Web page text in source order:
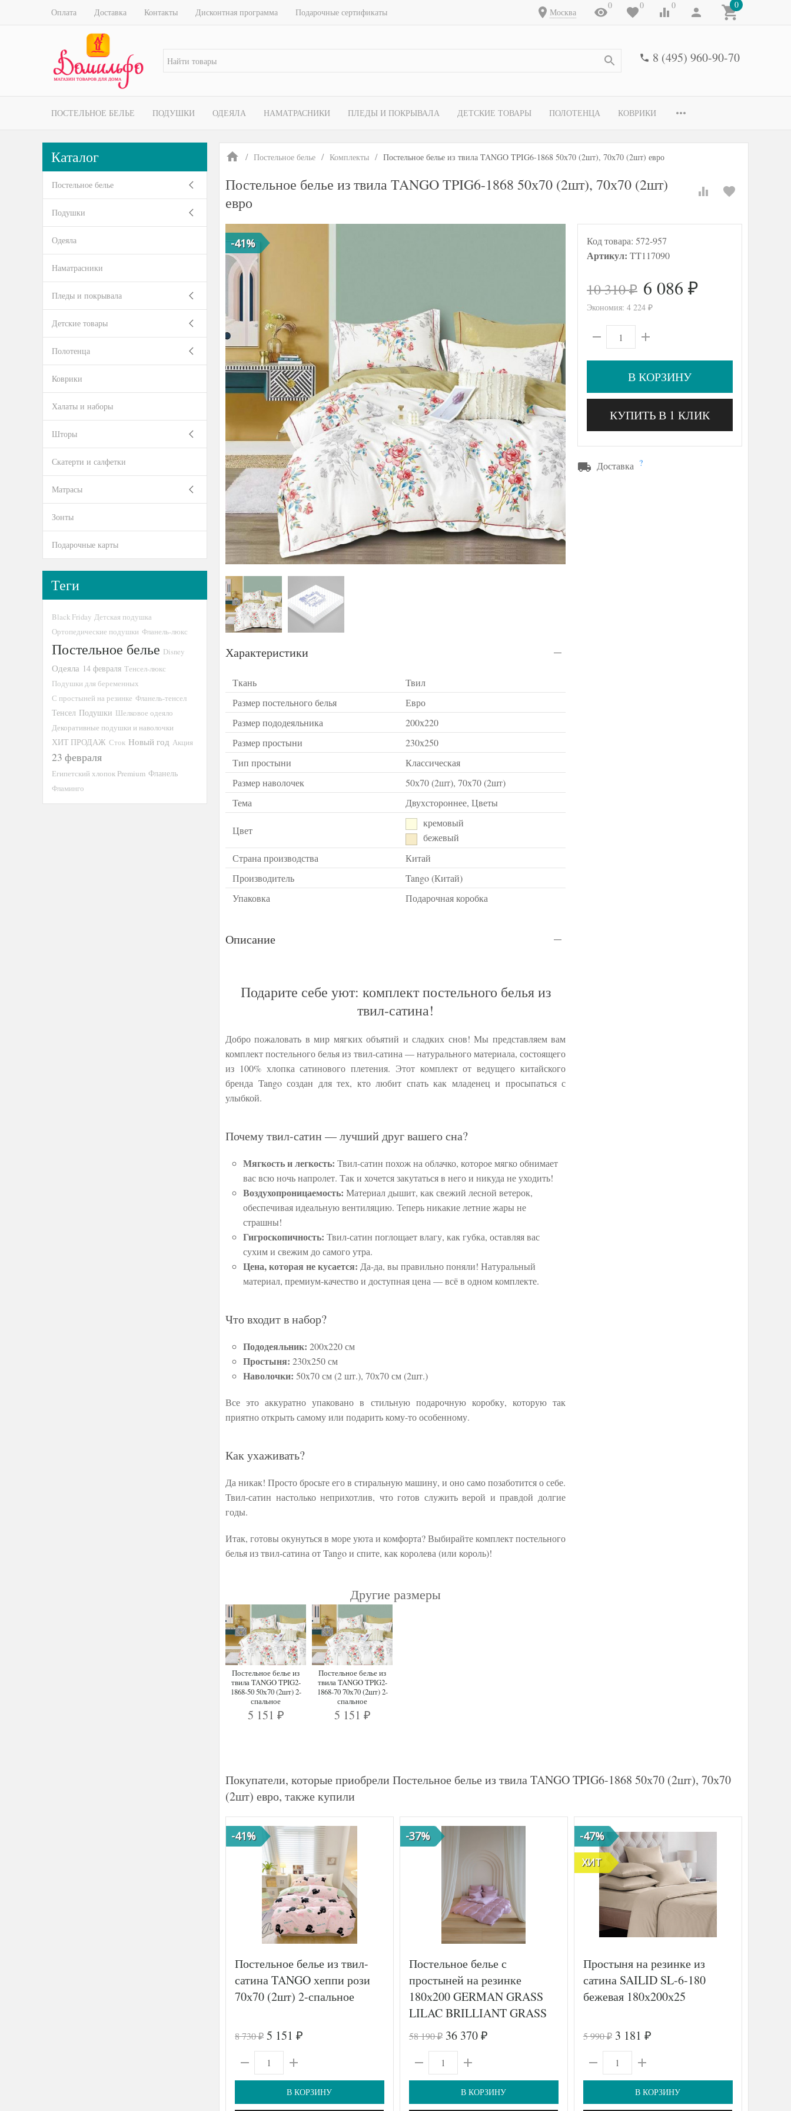
Оплата Доставка Контакты Дисконтная программа Подарочные сертификаты Москва
0 0 0 0
8 (495) 960-90-70
ПОСТЕЛЬНОЕ БЕЛЬЕ ПОДУШКИ ОДЕЯЛА НАМАТРАСНИКИ ПЛЕДЫ И ПОКРЫВАЛА ДЕТСКИЕ ТОВАРЫ ПОЛОТЕНЦА КОВРИКИ
Постельное белье Комплекты Постельное белье из твила TANGO TPIG6-1868 50х70 (2шт), 70х70 (2шт) евро
Постельное белье из твила TANGO TPIG6-1868 50х70 (2шт), 70х70 (2шт)
евро
-41% Код товара: 572-957
Артикул: TT117090
10 310₽ 6 086 ₽
Экономия: 4 224 ₽
В КОРЗИНУ
КУПИТЬ В 1 КЛИК
Доставка ?
Характеристики
Ткань
Твил
Размер постельного белья
Евро
Размер пододеяльника
200х220
Размер простыни
230х250
Тип простыни
Классическая
Размер наволочек
50х70 (2шт), 70х70 (2шт)
Тема
Двухстороннее, Цветы
Цвет
кремовый
бежевый
Страна производства
Китай
Производитель
Tango (Китай)
Упаковка
Подарочная коробка
Описание
Подарите себе уют: комплект постельного белья из
твил-сатина!
Добро пожаловать в мир мягких объятий и сладких снов! Мы представляем вам
комплект постельного белья из твил-сатина — натурального материала, состоящего
из 100% хлопка сатинового плетения. Этот комплект от ведущего китайского
бренда Tango создан для тех, кто любит спать как младенец и просыпаться с
улыбкой.
Почему твил-сатин — лучший друг вашего сна?
Мягкость и легкость: Твил-сатин похож на облачко, которое мягко обнимает
вас всю ночь напролет. Так и хочется закутаться в него и никуда не уходить!
Воздухопроницаемость: Материал дышит, как свежий лесной ветерок,
обеспечивая идеальную вентиляцию. Теперь никакие летние жары не
страшны!
Гигроскопичность: Твил-сатин поглощает влагу, как губка, оставляя вас
сухим и свежим до самого утра.
Цена, которая не кусается: Да-да, вы правильно поняли! Натуральный
материал, премиум-качество и доступная цена — всё в одном комплекте.
Что входит в набор?
Пододеяльник: 200x220 см
Простыня: 230x250 см
Наволочки: 50x70 см (2 шт.), 70х70 см (2шт.)
Все это аккуратно упаковано в стильную подарочную коробку, которую так
приятно открыть самому или подарить кому-то особенному.
Как ухаживать?
Да никак! Просто бросьте его в стиральную машину, и оно само позаботится о себе.
Твил-сатин настолько неприхотлив, что готов служить верой и правдой долгие
годы.
Итак, готовы окунуться в море уюта и комфорта? Выбирайте комплект постельного
белья из твил-сатина от Tango и спите, как королева (или король)!
Другие размеры
Постельное белье из
твила TANGO TPIG2-
1868-50 50х70 (2шт) 2-
спальное
5 151 ₽
Постельное белье из
твила TANGO TPIG2-
1868-70 70х70 (2шт) 2-
спальное
5 151 ₽
Покупатели, которые приобрели Постельное белье из твила TANGO TPIG6-1868 50х70 (2шт), 70х70
(2шт) евро, также купили
-41%
Постельное белье из твил-
сатина TANGO хеппи рози
70х70 (2шт) 2-спальное
8 730₽ 5 151 ₽
В КОРЗИНУ
-37%
Постельное белье с
простыней на резинке
180х200 GERMAN GRASS
LILAC BRILLIANT GRASS
50х70 (2шт), 70х70 (2шт)
58 190₽ 36 370 ₽
В КОРЗИНУ
-47%
ХИТ
Простыня на резинке из
сатина SAILID SL-6-180
бежевая 180х200х25
5 990₽ 3 181 ₽
В КОРЗИНУ
Каталог
Постельное белье
Подушки
Одеяла
Наматрасники
Пледы и покрывала
Детские товары
Полотенца
Коврики
Халаты и наборы
Шторы
Скатерти и салфетки
Матрасы
Зонты
Подарочные карты
Теги
Black Friday Детская подушка
Ортопедические подушки Фланель-люкс
Постельное белье Disney
Одеяла 14 февраля Тенсел-люкс
Подушки для беременных
С простыней на резинке Фланель-тенсел
Тенсел Подушки Шелковое одеяло
Декоративные подушки и наволочки
ХИТ ПРОДАЖ Сток Новый год Акция
23 февраля
Египетский хлопок Premium Фланель
Фламинго